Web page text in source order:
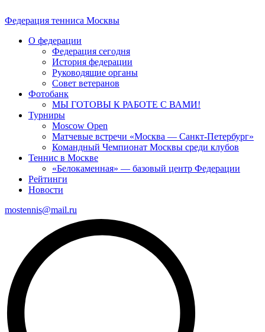
Федерация тенниса Москвы
О федерации
Федерация сегодня
История федерации
Руководящие органы
Совет ветеранов
Фотобанк
МЫ ГОТОВЫ К РАБОТЕ С ВАМИ!
Турниры
Moscow Open
Матчевые встречи «Москва — Санкт-Петербург»
Командный Чемпионат Москвы среди клубов
Теннис в Москве
«Белокаменная» — базовый центр Федерации
Рейтинги
Новости
mostennis@mail.ru